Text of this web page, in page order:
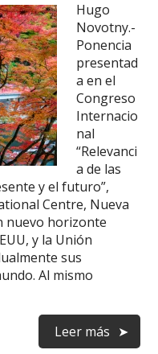
Hugo
Novotny.-
Ponencia
presentad
a en el
Congreso
Internacio
nal
“Relevanci
a de las
y el futuro”,
Centre, Nueva
nuevo horizonte
y la Unión
sus
Al mismo
Leer más